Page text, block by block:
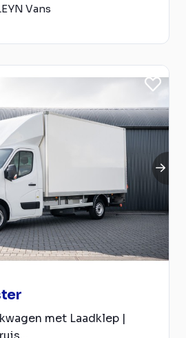
Vans
met Laadklep |